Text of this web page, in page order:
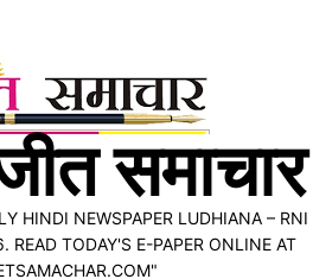
समाचार
HINDI NEWSPAPER LUDHIANA – RNI
TODAY'S E-PAPER ONLINE AT